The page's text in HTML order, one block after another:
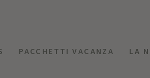
PACCHETTI VACANZA LA